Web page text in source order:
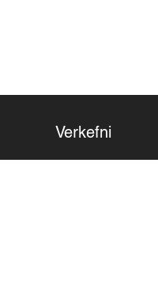
Verkefni